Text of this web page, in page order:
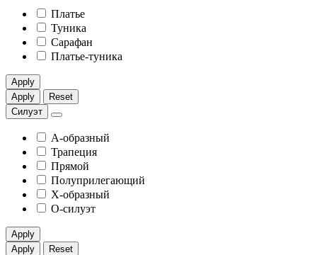
Платье
Туника
Сарафан
Платье-туника
Apply
Apply
Reset
Силуэт
А-образный
Трапеция
Прямой
Полуприлегающий
X-образный
О-силуэт
Apply
Apply
Reset